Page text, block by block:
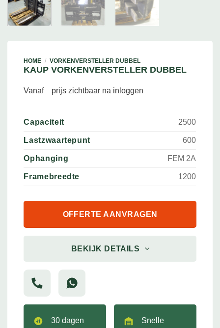
HOME / VORKENVERSTELLER DUBBEL
KAUP VORKENVERSTELLER DUBBEL
Vanaf prijs zichtbaar na inloggen
Capaciteit 2500
Lastzwaartepunt 600
Ophanging FEM 2A
Framebreedte 1200
OFFERTE AANVRAGEN
BEKIJK DETAILS
30 dagen
Snelle